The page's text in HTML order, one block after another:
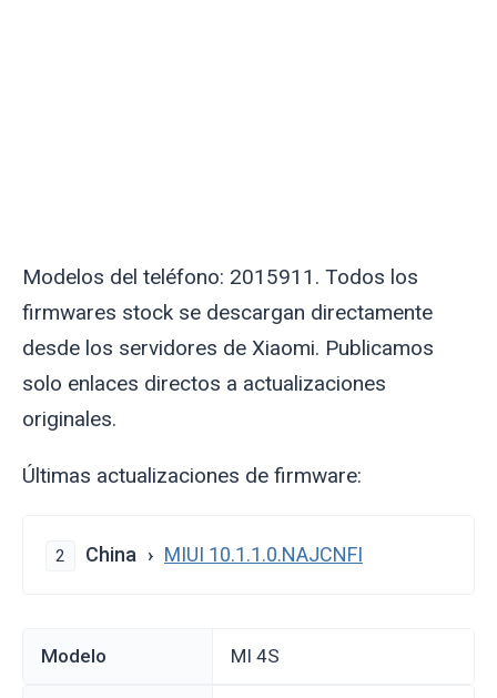
Modelos del teléfono: 2015911. Todos los
firmwares stock se descargan directamente
desde los servidores de Xiaomi. Publicamos
solo enlaces directos a actualizaciones
originales.
Últimas actualizaciones de firmware:
2 China MIUI 10.1.1.0.NAJCNFI
Modelo MI 4S